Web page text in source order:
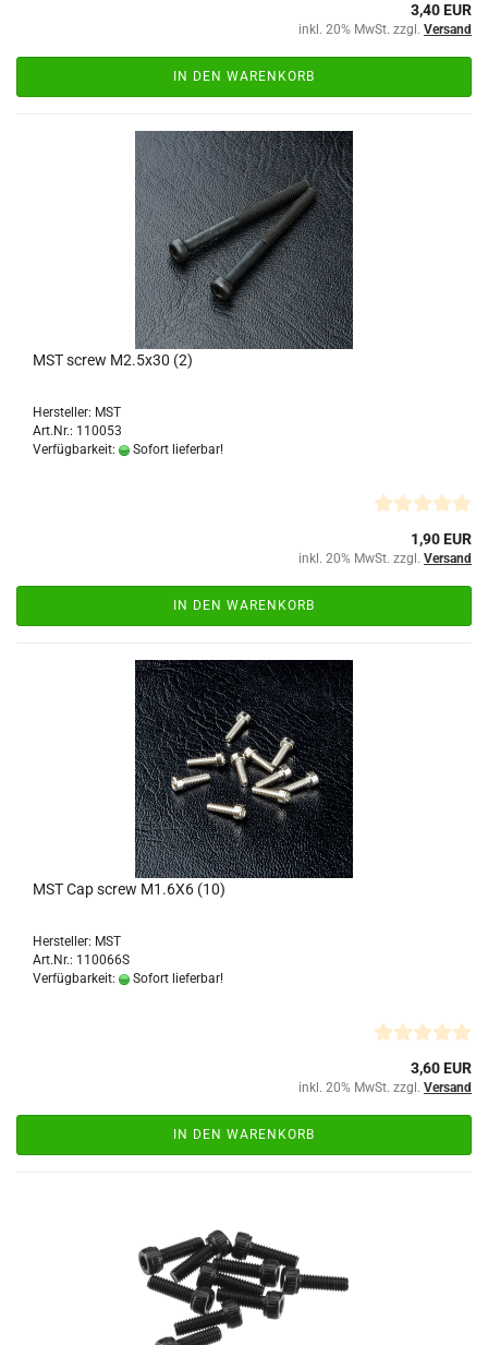
3,40 EUR
inkl. 20% MwSt. zzgl. Versand
IN DEN WARENKORB
MST screw M2.5x30 (2)
Hersteller: MST
Art.Nr.: 110053
Verfügbarkeit:
Sofort lieferbar!
1,90 EUR
inkl. 20% MwSt. zzgl. Versand
IN DEN WARENKORB
MST Cap screw M1.6X6 (10)
Hersteller: MST
Art.Nr.: 110066S
Verfügbarkeit:
Sofort lieferbar!
3,60 EUR
inkl. 20% MwSt. zzgl. Versand
IN DEN WARENKORB